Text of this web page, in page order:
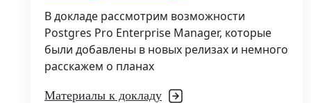
В докладе рассмотрим возможности
Postgres Pro Enterprise Manager, которые
были добавлены в новых релизах и немного
расскажем о планах
Материалы к докладу